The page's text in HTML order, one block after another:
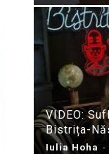
VIDEO:
Bistrița-
Iulia Hoha -